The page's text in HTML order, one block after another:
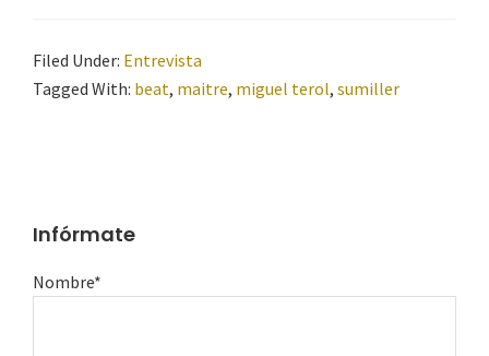
Filed Under: Entrevista
Tagged With: beat, maitre, miguel terol, sumiller
Infórmate
Nombre*